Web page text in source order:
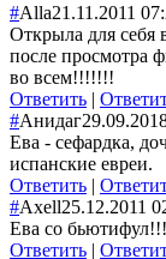
#Alla21.11.2011
Открыла для себя
после просмотра
во всем!!!!!!!
Ответить |
#Анидаг
Ева - сефардка,
испанские евреи.
Ответить |
#Axell25.12.2011
Ева со бьютифул!!!
Ответить |